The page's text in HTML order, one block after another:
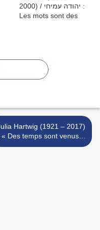
Hartwig (1921 – 2017)
« Des temps sont venus...
» >